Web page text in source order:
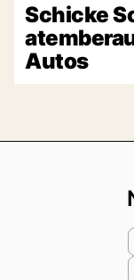
Schicke
Autos